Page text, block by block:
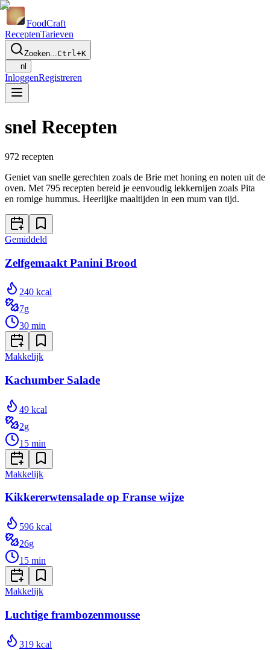
FoodCraft
ReceptenTarieven
Zoeken...Ctrl+K
nl
InloggenRegistreren
snel Recepten
972 recepten
Geniet van snelle gerechten zoals de Brie met honing en noten uit de
oven. Met 795 recepten bereid je eenvoudig lekkernijen zoals Pita
en romige hummus. Heerlijke maaltijden in een mum van tijd.
Gemiddeld
Zelfgemaakt Panini Brood
240 kcal
7g
30 min
Makkelijk
Kachumber Salade
49 kcal
2g
15 min
Makkelijk
Kikkererwtensalade op Franse wijze
596 kcal
26g
15 min
Makkelijk
Luchtige frambozenmousse
319 kcal